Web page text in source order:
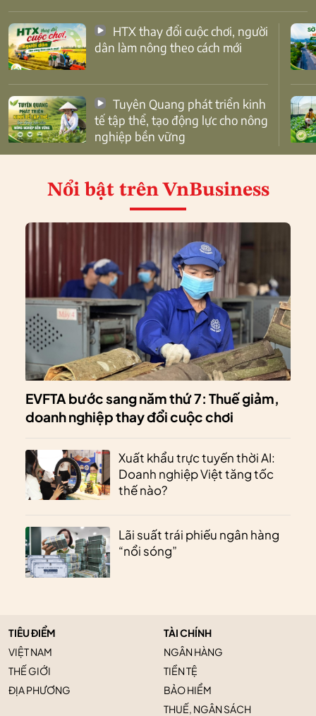
dân làm nông theo cách mới
tế tập thể, tạo động lực cho nông
nghiệp bền vững
Nổi bật trên VnBusiness
EVFTA bước sang năm thứ 7: Thuế giảm,
doanh nghiệp thay đổi cuộc chơi
Xuất khẩu trực tuyến thời AI:
Doanh nghiệp Việt tăng tốc
thế nào?
Lãi suất trái phiếu ngân hàng
“nổi sóng”
TIÊU ĐIỂM
VIỆT NAM
THẾ GIỚI
ĐỊA PHƯƠNG
TÀI CHÍNH
NGÂN HÀNG
TIỀN TỆ
BẢO HIỂM
THUẾ, NGÂN SÁCH